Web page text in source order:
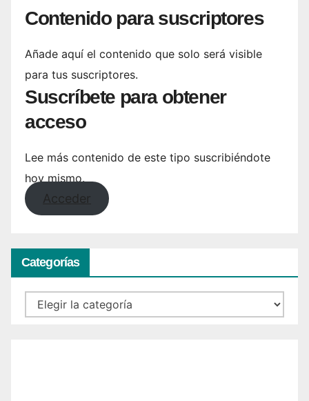
Contenido para suscriptores
Añade aquí el contenido que solo será visible
para tus suscriptores.
Suscríbete para obtener
acceso
Lee más contenido de este tipo suscribiéndote
hoy mismo.
Acceder
Categorías
Categorías